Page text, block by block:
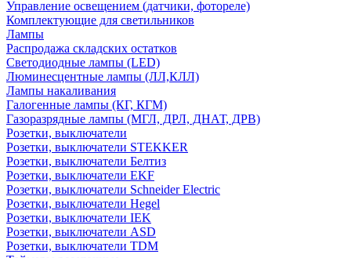
Управление освещением (датчики, фотореле)
Комплектующие для светильников
Лампы
Распродажа складских остатков
Светодиодные лампы (LED)
Люминесцентные лампы (ЛЛ,КЛЛ)
Лампы накаливания
Галогенные лампы (КГ, КГМ)
Газоразрядные лампы (МГЛ, ДРЛ, ДНАТ, ДРВ)
Розетки, выключатели
Розетки, выключатели STEKKER
Розетки, выключатели Белтиз
Розетки, выключатели EKF
Розетки, выключатели Schneider Electric
Розетки, выключатели Hegel
Розетки, выключатели IEK
Розетки, выключатели ASD
Розетки, выключатели TDM